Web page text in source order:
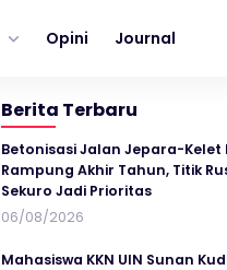
Opini Journal
Berita Terbaru
Betonisasi Jalan Jepara-Kelet
Rampung Akhir Tahun, Titik
Sekuro Jadi Prioritas
06/08/2026
Mahasiswa KKN UIN Sunan